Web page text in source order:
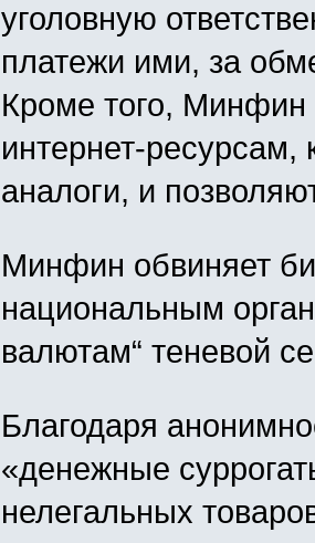
уголовную
платежи ими, за
Кроме того, Минфин
интернет-
аналоги, и
Минфин обвиняет
национальным
валютам“ теневой
Благодаря
«денежные
нелегальных